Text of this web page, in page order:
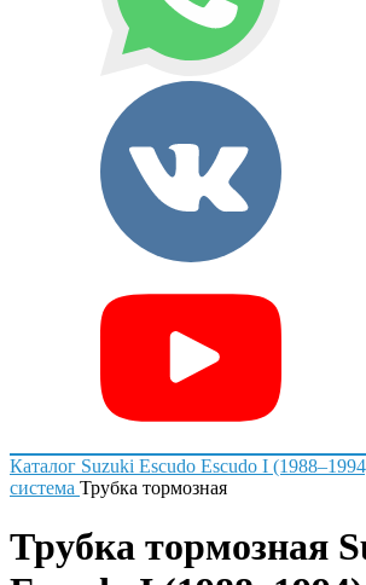
Каталог Suzuki Escudo Escudo I
система Трубка тормозная
Трубка тормозная